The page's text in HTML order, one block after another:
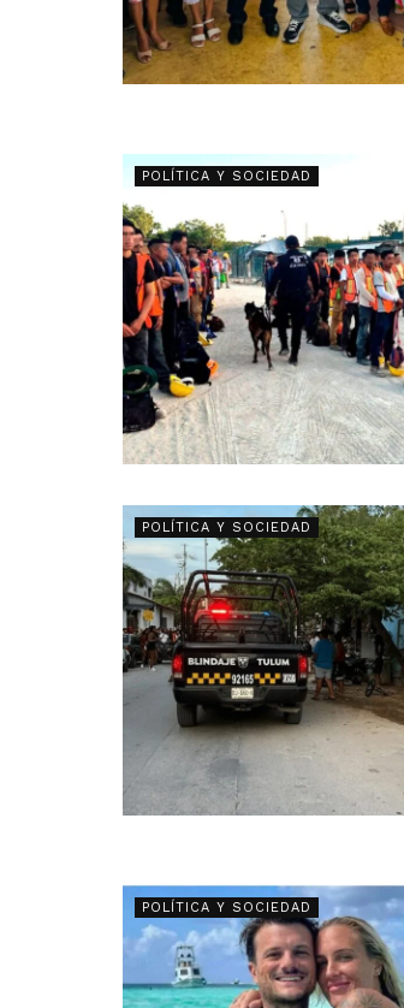
POLÍTICA Y SOCIEDAD
POLÍTICA Y SOCIEDAD
POLÍTICA Y SOCIEDAD